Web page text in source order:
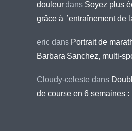
douleur dans Soyez plus
grâce à l’entraînement de
eric dans Portrait de
Barbara Sanchez, multi-
Cloudy-celeste dans
de course en 6 semaines :